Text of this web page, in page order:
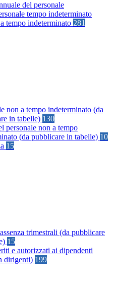
del personale
tempo indeterminato
tempo indeterminato 281
non a tempo indeterminato (da
in tabelle) 130
personale non a tempo
(da pubblicare in tabelle) 10
15
trimestrali (da pubblicare
15
e autorizzati ai dipendenti
dirigenti) 199